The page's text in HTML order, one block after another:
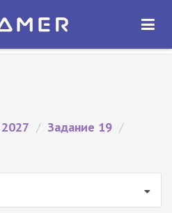
ОТКРЫТЬ
/ Задание 19 /